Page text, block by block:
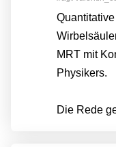
MRT mit
Physikers.
Die Rede